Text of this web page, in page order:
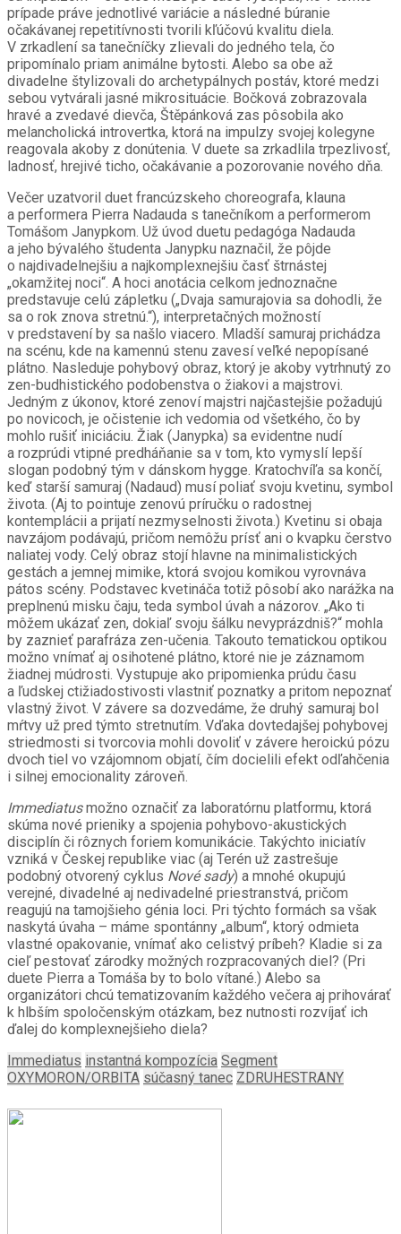
prípade práve jednotlivé variácie a následné búranie
očakávanej repetitívnosti tvorili kľúčovú kvalitu diela.
V zrkadlení sa tanečníčky zlievali do jedného tela, čo
pripomínalo priam animálne bytosti. Alebo sa obe až
divadelne štylizovali do archetypálnych postáv, ktoré medzi
sebou vytvárali jasné mikrosituácie. Bočková zobrazovala
hravé a zvedavé dievča, Štěpánková zas pôsobila ako
melancholická introvertka, ktorá na impulzy svojej kolegyne
reagovala akoby z donútenia. V duete sa zrkadlila trpezlivosť,
ladnosť, hrejivé ticho, očakávanie a pozorovanie nového dňa.
Večer uzatvoril duet francúzskeho choreografa, klauna
a performera Pierra Nadauda s tanečníkom a performerom
Tomášom Janypkom. Už úvod duetu pedagóga Nadauda
a jeho bývalého študenta Janypku naznačil, že pôjde
o najdivadelnejšiu a najkomplexnejšiu časť štrnástej
„okamžitej noci“. A hoci anotácia celkom jednoznačne
predstavuje celú zápletku („Dvaja samurajovia sa dohodli, že
sa o rok znova stretnú.“), interpretačných možností
v predstavení by sa našlo viacero. Mladší samuraj prichádza
na scénu, kde na kamennú stenu zavesí veľké nepopísané
plátno. Nasleduje pohybový obraz, ktorý je akoby vytrhnutý zo
zen-budhistického podobenstva o žiakovi a majstrovi.
Jedným z úkonov, ktoré zenoví majstri najčastejšie požadujú
po novicoch, je očistenie ich vedomia od všetkého, čo by
mohlo rušiť iniciáciu. Žiak (Janypka) sa evidentne nudí
a rozprúdi vtipné predháňanie sa v tom, kto vymyslí lepší
slogan podobný tým v dánskom hygge. Kratochvíľa sa končí,
keď starší samuraj (Nadaud) musí poliať svoju kvetinu, symbol
života. (Aj to pointuje zenovú príručku o radostnej
kontemplácii a prijatí nezmyselnosti života.) Kvetinu si obaja
navzájom podávajú, pričom nemôžu prísť ani o kvapku čerstvo
naliatej vody. Celý obraz stojí hlavne na minimalistických
gestách a jemnej mimike, ktorá svojou komikou vyrovnáva
pátos scény. Podstavec kvetináča totiž pôsobí ako narážka na
preplnenú misku čaju, teda symbol úvah a názorov. „Ako ti
môžem ukázať zen, dokiaľ svoju šálku nevyprázdniš?“ mohla
by zaznieť parafráza zen-učenia. Takouto tematickou optikou
možno vnímať aj osihotené plátno, ktoré nie je záznamom
žiadnej múdrosti. Vystupuje ako pripomienka prúdu času
a ľudskej ctižiadostivosti vlastniť poznatky a pritom nepoznať
vlastný život. V závere sa dozvedáme, že druhý samuraj bol
mŕtvy už pred týmto stretnutím. Vďaka dovtedajšej pohybovej
striedmosti si tvorcovia mohli dovoliť v závere heroickú pózu
dvoch tiel vo vzájomnom objatí, čím docielili efekt odľahčenia
i silnej emocionality zároveň.
Immediatusmožno označiť za laboratórnu platformu, ktorá
skúma nové prieniky a spojenia pohybovo-akustických
disciplín či rôznych foriem komunikácie. Takýchto iniciatív
vzniká v Českej republike viac (aj Terén už zastrešuje
podobný otvorený cyklus Nové sady) a mnohé okupujú
verejné, divadelné aj nedivadelné priestranstvá, pričom
reagujú na tamojšieho génia loci. Pri týchto formách sa však
naskytá úvaha – máme spontánny „album“, ktorý odmieta
vlastné opakovanie, vnímať ako celistvý príbeh? Kladie si za
cieľ pestovať zárodky možných rozpracovaných diel? (Pri
duete Pierra a Tomáša by to bolo vítané.) Alebo sa
organizátori chcú tematizovaním každého večera aj prihovárať
k hlbším spoločenským otázkam, bez nutnosti rozvíjať ich
ďalej do komplexnejšieho diela?
Immediatus instantná kompozícia Segment
OXYMORON/ORBITA súčasný tanec ZDRUHESTRANY